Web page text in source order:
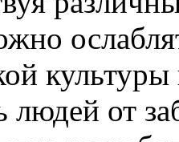
культуры
людей от